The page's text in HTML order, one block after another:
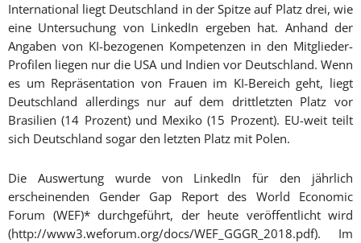
International liegt Deutschland in der Spitze auf Platz drei, wie
eine Untersuchung von LinkedIn ergeben hat. Anhand der
Angaben von KI-bezogenen Kompetenzen in den Mitglieder-
Profilen liegen nur die USA und Indien vor Deutschland. Wenn
es um Repräsentation von Frauen im KI-Bereich geht, liegt
Deutschland allerdings nur auf dem drittletzten Platz vor
Brasilien (14 Prozent) und Mexiko (15 Prozent). EU-weit teilt
sich Deutschland sogar den letzten Platz mit Polen.
Die Auswertung wurde von LinkedIn für den jährlich
erscheinenden Gender Gap Report des World Economic
Forum (WEF)* durchgeführt, der heute veröffentlicht wird
(http://www3.weforum.org/docs/WEF_GGGR_2018.pdf). Im